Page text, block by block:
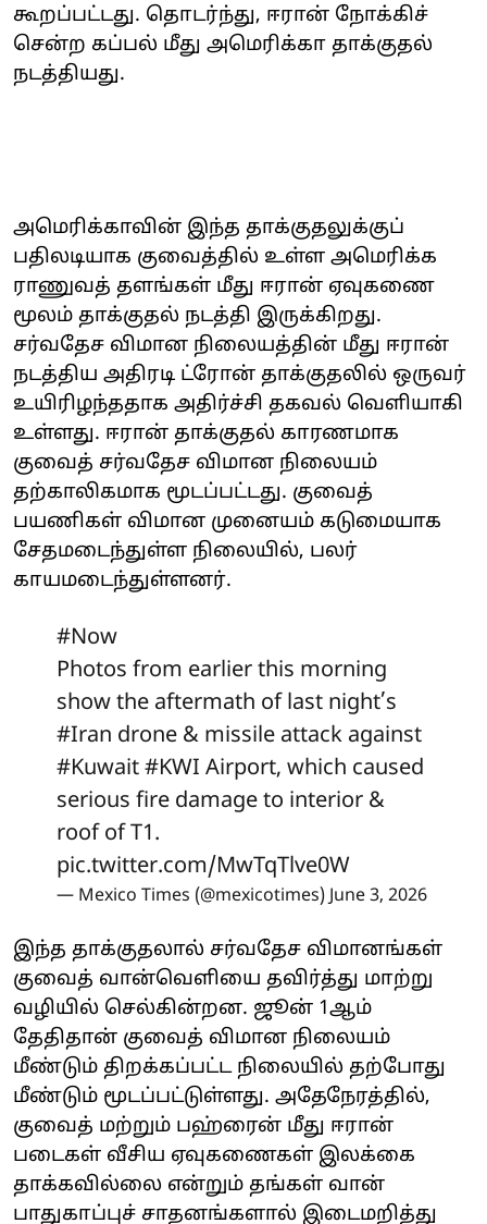
கூறப்பட்டது. தொடர்ந்து, ஈரான் நோக்கிச்
சென்ற கப்பல் மீது அமெரிக்கா தாக்குதல்
நடத்தியது.
அமெரிக்காவின் இந்த தாக்குதலுக்குப்
பதிலடியாக குவைத்தில் உள்ள அமெரிக்க
ராணுவத் தளங்கள் மீது ஈரான் ஏவுகணை
மூலம் தாக்குதல் நடத்தி இருக்கிறது.
சர்வதேச விமான நிலையத்தின் மீது ஈரான்
நடத்திய அதிரடி ட்ரோன் தாக்குதலில் ஒருவர்
உயிரிழந்ததாக அதிர்ச்சி தகவல் வெளியாகி
உள்ளது. ஈரான் தாக்குதல் காரணமாக
குவைத் சர்வதேச விமான நிலையம்
தற்காலிகமாக மூடப்பட்டது. குவைத்
பயணிகள் விமான முனையம் கடுமையாக
சேதமடைந்துள்ள நிலையில், பலர்
காயமடைந்துள்ளனர்.
#Now
Photos from earlier this morning
show the aftermath of last night’s
#Iran drone & missile attack against
#Kuwait #KWI Airport, which caused
serious fire damage to interior &
roof of T1.
pic.twitter.com/MwTqTlve0W
— Mexico Times (@mexicotimes) June 3, 2026
இந்த தாக்குதலால் சர்வதேச விமானங்கள்
குவைத் வான்வெளியை தவிர்த்து மாற்று
வழியில் செல்கின்றன. ஜூன் 1ஆம்
தேதிதான் குவைத் விமான நிலையம்
மீண்டும் திறக்கப்பட்ட நிலையில் தற்போது
மீண்டும் மூடப்பட்டுள்ளது. அதேநேரத்தில்,
குவைத் மற்றும் பஹ்ரைன் மீது ஈரான்
படைகள் வீசிய ஏவுகணைகள் இலக்கை
தாக்கவில்லை என்றும் தங்கள் வான்
பாதுகாப்புச் சாதனங்களால் இடைமறித்து